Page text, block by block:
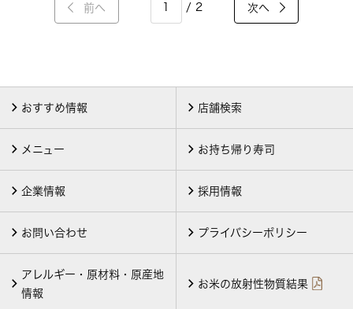
前へ / 2 次へ
おすすめ情報 店舗検索
メニュー お持ち帰り寿司
企業情報 採用情報
お問い合わせ プライバシーポリシー
アレルギー・原材料・原産地
情報
お米の放射性物質結果